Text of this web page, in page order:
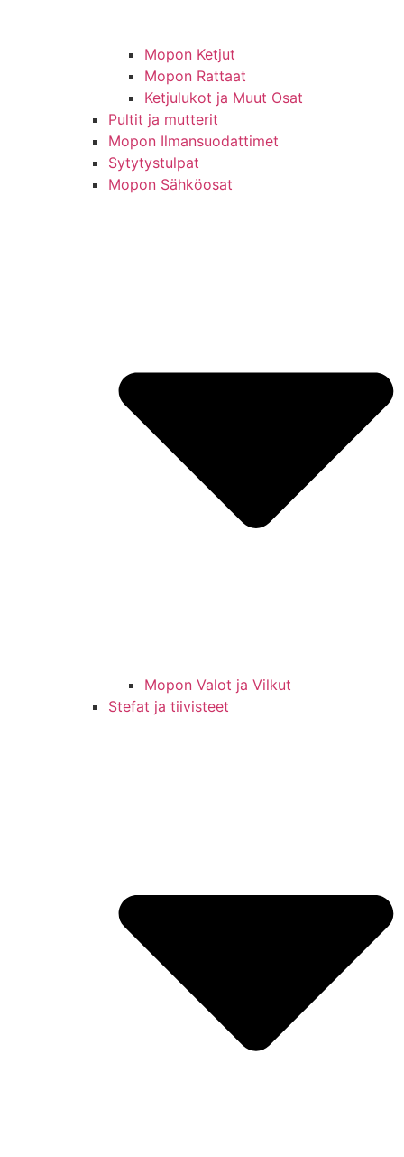
Mopon Ketjut
Mopon Rattaat
Ketjulukot ja Muut Osat
Pultit ja mutterit
Mopon Ilmansuodattimet
Sytytystulpat
Mopon Sähköosat
Mopon Valot ja Vilkut
Stefat ja tiivisteet